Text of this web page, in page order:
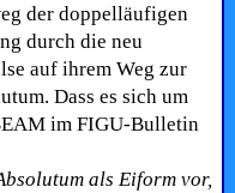
der doppelläufigen
durch die neu
auf ihrem Weg zur
Dass es sich um
im FIGU-Bulletin
als Eiform vor,